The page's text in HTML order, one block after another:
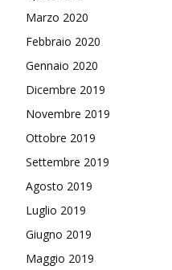
Marzo 2020
Febbraio 2020
Gennaio 2020
Dicembre 2019
Novembre 2019
Ottobre 2019
Settembre 2019
Agosto 2019
Luglio 2019
Giugno 2019
Maggio 2019